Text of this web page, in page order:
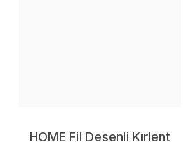
HOME Fil Desenli Kırlent